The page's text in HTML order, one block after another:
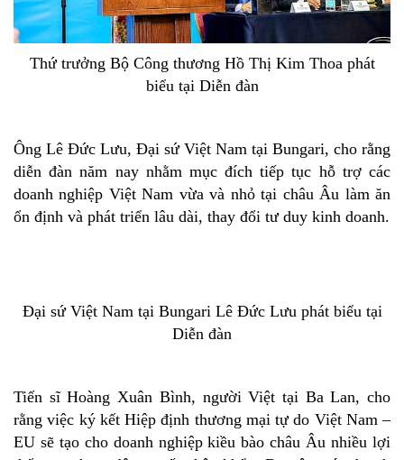
Thứ trưởng Bộ Công thương Hồ Thị Kim Thoa phát
biểu tại Diễn đàn
Ông Lê Đức Lưu, Đại sứ Việt Nam tại Bungari, cho rằng
diễn đàn năm nay nhằm mục đích tiếp tục hỗ trợ các
doanh nghiệp Việt Nam vừa và nhỏ tại châu Âu làm ăn
ổn định và phát triển lâu dài, thay đổi tư duy kinh doanh.
Đại sứ Việt Nam tại Bungari Lê Đức Lưu phát biểu tại
Diễn đàn
Tiến sĩ Hoàng Xuân Bình, người Việt tại Ba Lan, cho
rằng việc ký kết Hiệp định thương mại tự do Việt Nam –
EU sẽ tạo cho doanh nghiệp kiều bào châu Âu nhiều lợi